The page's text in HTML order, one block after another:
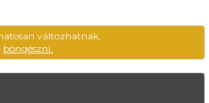
változhatnak,
böngészni.